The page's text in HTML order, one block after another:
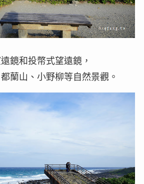
鏡和投幣式望遠鏡，
蘭山、小野柳等自然景觀。